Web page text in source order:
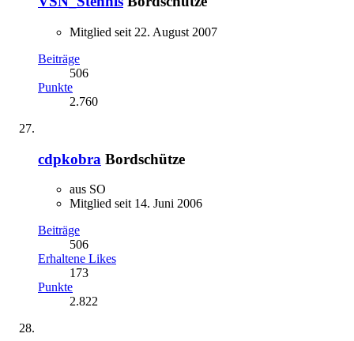
Mitglied seit 22. August 2007
Beiträge
506
Punkte
2.760
cdpkobra Bordschütze
aus SO
Mitglied seit 14. Juni 2006
Beiträge
506
Erhaltene Likes
173
Punkte
2.822